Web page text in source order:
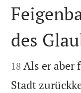

des

18 Als er aber
Stadt